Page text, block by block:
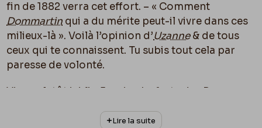
fin de 1882 verra cet effort. – « Comment
Dommartin qui a du mérite peut-il vivre dans ces
milieux-là ». Voilà l’opinion d’Uzanne& de tous
ceux qui te connaissent. Tu subis tout cela par
paresse de volonté.
Viens plutôt ici fin Janvier. La feste des Roys » a
fester l’an neuf avecFilleauClapisson
Lire la suite